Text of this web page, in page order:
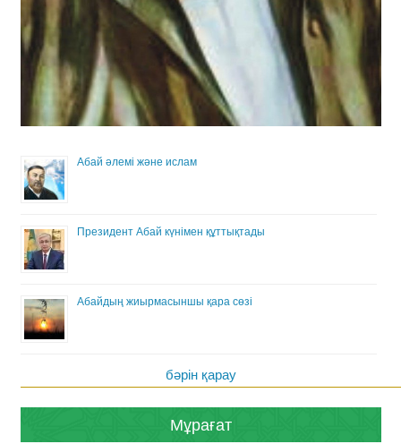
Абай әлемі және ислам
Президент Абай күнімен құттықтады
Абайдың жиырмасыншы қара сөзі
бәрін қарау
Мұрағат